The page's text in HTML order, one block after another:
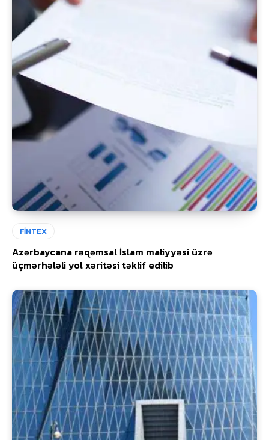
FİNTEX
Azərbaycana rəqəmsal İslam maliyyəsi üzrə
üçmərhələli yol xəritəsi təklif edilib